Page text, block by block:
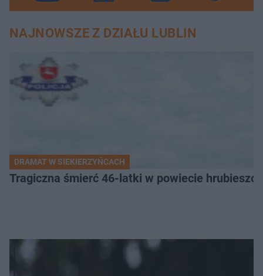
NAJNOWSZE Z DZIAŁU LUBLIN
DRAMAT W SIEKIERZYŃCACH
Tragiczna śmierć 46-latki w powiecie